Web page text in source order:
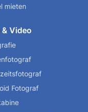
mieten
& Video
Fotograf